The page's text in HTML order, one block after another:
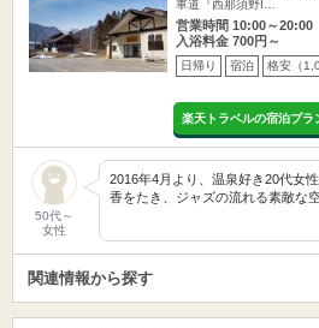
車道『西那須野I…
営業時間 10:00～20:00
入浴料金 700円～
日帰り 宿泊 格安（
楽天トラベルの宿泊プラ
50代～
女性
2016年4月より、温泉好き20代女
香をたき、ジャズの流れる素敵な
関連情報から探す